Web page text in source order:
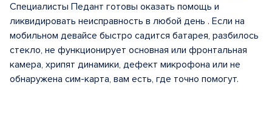
Специалисты Педант готовы оказать помощь и
ликвидировать неисправность в любой день . Если на
мобильном девайсе быстро садится батарея, разбилось
стекло, не функционирует основная или фронтальная
камера, хрипят динамики, дефект микрофона или не
обнаружена сим-карта, вам есть, где точно помогут.